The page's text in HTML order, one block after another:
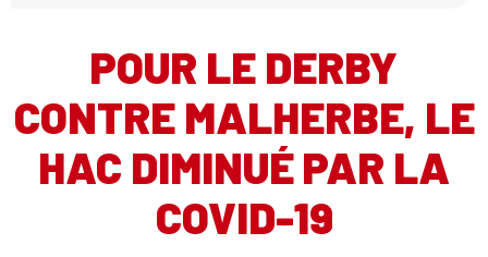
POUR LE DERBY
CONTRE MALHERBE, LE
HAC DIMINUÉ PAR LA
COVID-19